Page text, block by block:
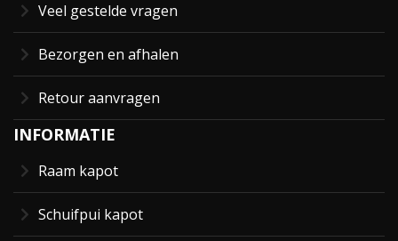
Veel gestelde vragen
Bezorgen en afhalen
Retour aanvragen
INFORMATIE
Raam kapot
Schuifpui kapot